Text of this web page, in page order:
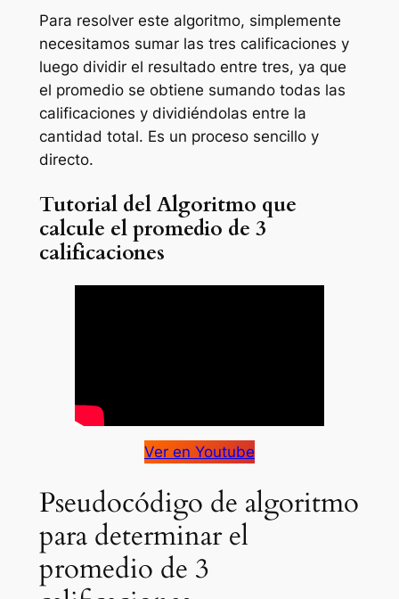
Para resolver este algoritmo, simplemente
necesitamos sumar las tres calificaciones y
luego dividir el resultado entre tres, ya que
el promedio se obtiene sumando todas las
calificaciones y dividiéndolas entre la
cantidad total. Es un proceso sencillo y
directo.
Tutorial del Algoritmo que
calcule el promedio de 3
calificaciones
Ver en Youtube
Pseudocódigo de algoritmo
para determinar el
promedio de 3